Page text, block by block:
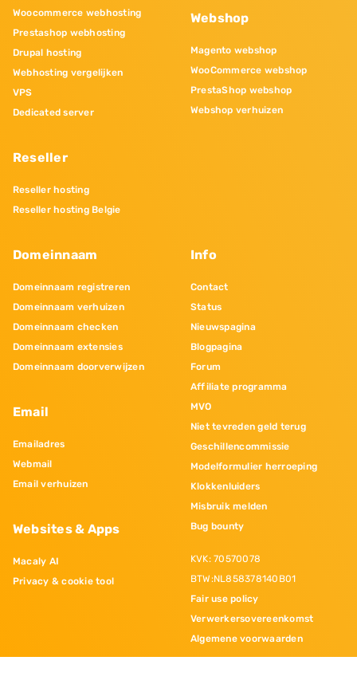
Woocommerce webhosting
Prestashop webhosting
Drupal hosting
Webhosting vergelijken
VPS
Dedicated server
Reseller
Reseller hosting
Reseller hosting Belgie
Webshop
Magento webshop
WooCommerce webshop
PrestaShop webshop
Webshop verhuizen
Domeinnaam
Domeinnaam registreren
Domeinnaam verhuizen
Domeinnaam checken
Domeinnaam extensies
Domeinnaam doorverwijzen
Email
Emailadres
Webmail
Email verhuizen
Websites & Apps
Macaly AI
Privacy & cookie tool
Info
Contact
Status
Nieuwspagina
Blogpagina
Forum
Affiliate programma
MVO
Niet tevreden geld terug
Geschillencommissie
Modelformulier herroeping
Klokkenluiders
Misbruik melden
Bug bounty
KVK: 70570078
BTW:NL858378140B01
Fair use policy
Verwerkersovereenkomst
Algemene voorwaarden